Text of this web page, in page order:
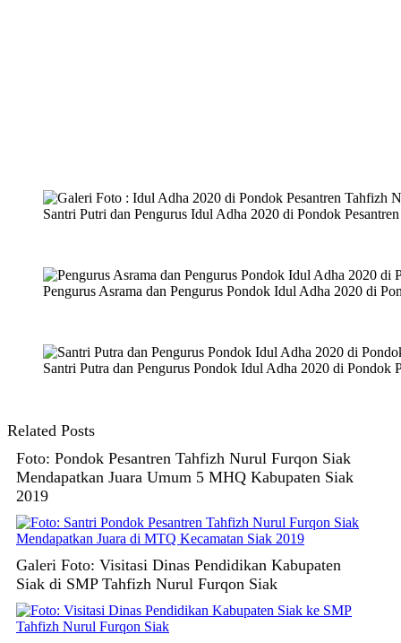
Santri Putri dan Pengurus Idul Adha 2020 di Pondok
Pengurus Asrama dan Pengurus Pondok Idul Adha 2020 di
Santri Putra dan Pengurus Pondok Idul Adha 2020 di
Related Posts
Foto: Pondok Pesantren Tahfizh Nurul Furqon Siak
Mendapatkan Juara Umum 5 MHQ Kabupaten Siak
2019
Galeri Foto: Visitasi Dinas Pendidikan Kabupaten
Siak di SMP Tahfizh Nurul Furqon Siak